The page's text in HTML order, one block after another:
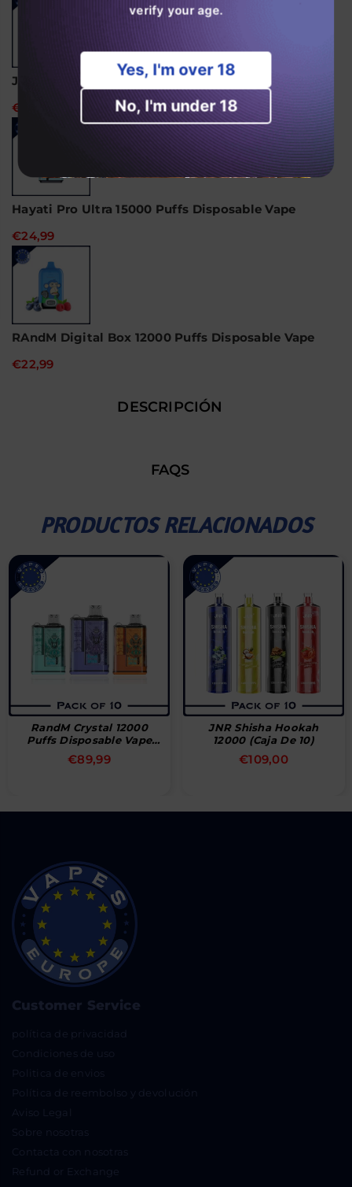
JNR Alien 10000 caladas Vaper desechable
€18,99
Hayati Pro Ultra 15000 Puffs Disposable Vape
€24,99
RAndM Digital Box 12000 Puffs Disposable Vape
€22,99
DESCRIPCIÓN
FAQS
PRODUCTOS RELACIONADOS
RandM Crystal 12000
Puffs Disposable Vape
(Box Of 10)
Precio
€89,99
JNR Shisha Hookah
12000 (Caja De 10)
Precio
€109,00
Customer Service
política de privacidad
Condiciones de uso
Politica de envios
Política de reembolso y devolución
Aviso Legal
Sobre nosotras
Contacta con nosotras
Refund or Exchange
verify your age.
Yes, I'm over 18
No, I'm under 18